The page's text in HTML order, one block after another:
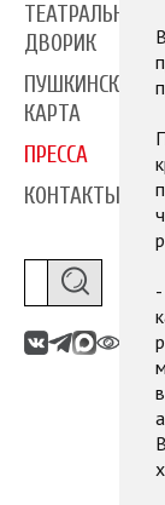
ТЕАТРАЛЬНЫЙ
ДВОРИК
ПУШКИНСКАЯ
КАРТА
ПРЕССА
КОНТАКТЫ